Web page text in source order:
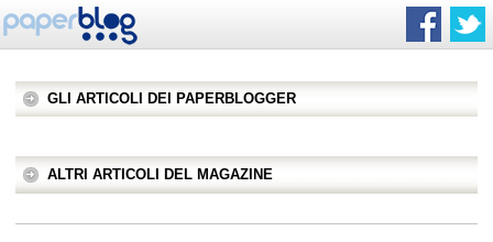
GLI ARTICOLI DEI PAPERBLOGGER
ALTRI ARTICOLI DEL MAGAZINE